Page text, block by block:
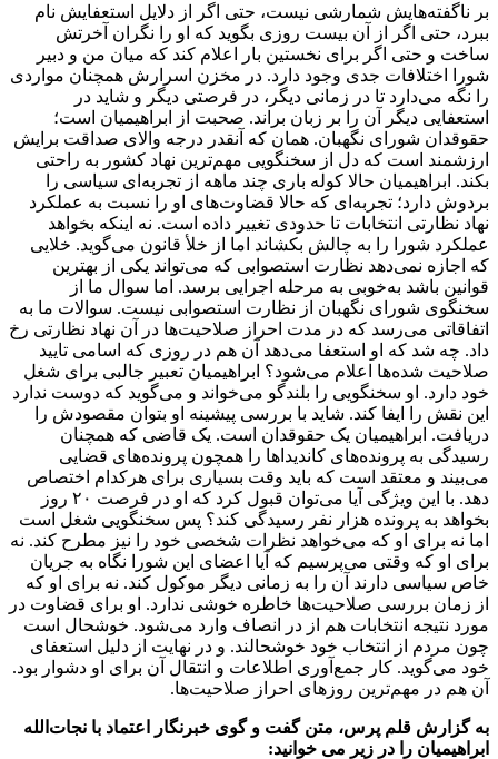
بر ناگفته‌هایش شمارشی نیست، حتی اگر از دلایل استعفایش نام
ببرد، حتی اگر از آن بیست روزی بگوید که او را نگران آخرتش
ساخت و حتی اگر برای نخستین بار اعلام کند که میان من و دبیر
شورا اختلافات جدی وجود دارد. در مخزن اسرارش همچنان مواردی
را نگه می‌دارد تا در زمانی دیگر، در فرصتی دیگر و شاید در
استعفایی دیگر آن را بر زبان براند. صحبت از ابراهیمیان است؛
حقوقدان شورای نگهبان. همان که آنقدر درجه والای صداقت برایش
ارزشمند است که دل از سخنگویی مهم‌ترین نهاد کشور به راحتی
بکند. ابراهیمیان حالا کوله باری چند ماهه از تجربه‌ای سیاسی را
بردوش دارد؛ تجربه‌ای که حالا قضاوت‌های او را نسبت به عملکرد
نهاد نظارتی انتخابات تا حدودی تغییر داده است. نه اینکه بخواهد
عملکرد شورا را به چالش بکشاند اما از خلأ قانون می‌گوید. خلایی
که اجازه نمی‌دهد نظارت استصوابی که می‌تواند یکی از بهترین
قوانین باشد به‌خوبی به مرحله اجرایی برسد. اما سوال ما از
سخنگوی شورای نگهبان از نظارت استصوابی نیست. سوالات ما به
اتفاقاتی می‌رسد که در مدت احراز صلاحیت‌ها در آن نهاد نظارتی رخ
داد. چه شد که او استعفا می‌دهد آن هم در روزی که اسامی تایید
صلاحیت شده‌ها اعلام می‌شود؟ ابراهیمیان تعبیر جالبی برای شغل
خود دارد. او سخنگویی را بلندگو می‌خواند و می‌گوید که دوست ندارد
این نقش را ایفا کند. شاید با بررسی پیشینه او بتوان مقصودش را
دریافت. ابراهیمیان یک حقوقدان است. یک قاضی که همچنان
رسیدگی به پرونده‌های کاندیداها را همچون پرونده‌های قضایی
می‌بیند و معتقد است که باید وقت بسیاری برای هرکدام اختصاص
دهد. با این ویژگی آیا می‌توان قبول کرد که او در فرصت ٢٠ روز
بخواهد به پرونده هزار نفر رسیدگی کند؟ پس سخنگویی شغل است
اما نه برای او که می‌خواهد نظرات شخصی خود را نیز مطرح کند. نه
برای او که وقتی می‌پرسیم که آیا اعضای این شورا نگاه به جریان
خاص سیاسی دارند آن را به زمانی دیگر موکول کند. نه برای او که
از زمان بررسی صلاحیت‌ها خاطره خوشی ندارد. او برای قضاوت در
مورد نتیجه انتخابات هم از در انصاف وارد می‌شود. خوشحال است
چون مردم از انتخاب خود خوشحالند. و در نهایت از دلیل استعفای
خود می‌گوید. کار جمع‌آوری اطلاعات و انتقال آن برای او دشوار بود.
آن هم در مهم‌ترین روزهای احراز صلاحیت‌ها.
به گزارش قلم پرس، متن گفت و گوی خبرنگار اعتماد با نجات‌الله
ابراهیمیان را در زیر می خوانید: